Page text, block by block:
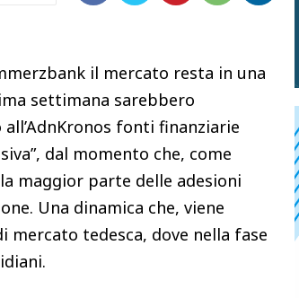
il mercato resta in una
settimana sarebbero
fonti finanziarie
dal momento che, come
maggior parte delle adesioni
Una dinamica che, viene
mercato tedesca, dove nella fase